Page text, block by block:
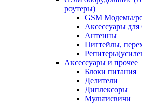
роутеры)
GSM Модемы/
Аксессуары для
Антенны
Пигтейлы,
Аксессуары и прочее
Блоки питания
Делители
Диплексоры
Мультисвичи